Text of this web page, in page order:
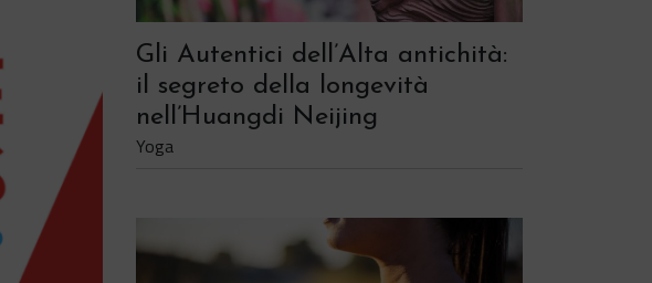
Gli Autentici dell’Alta antichità:
il segreto della longevità
nell’Huangdi Neijing
Yoga